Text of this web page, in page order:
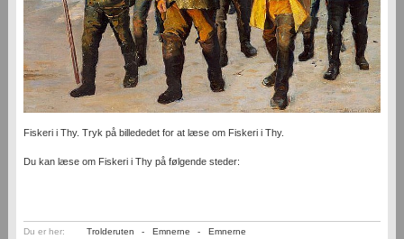
Fiskeri i Thy. Tryk på billededet for at læse om Fiskeri i Thy.
Du kan læse om Fiskeri i Thy på følgende steder:
Du er her: Trolderuten - Emnerne - Emnerne